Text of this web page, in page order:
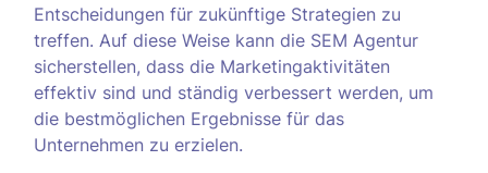
Entscheidungen für zukünftige Strategien zu
treffen. Auf diese Weise kann die SEM Agentur
sicherstellen, dass die Marketingaktivitäten
effektiv sind und ständig verbessert werden, um
die bestmöglichen Ergebnisse für das
Unternehmen zu erzielen.